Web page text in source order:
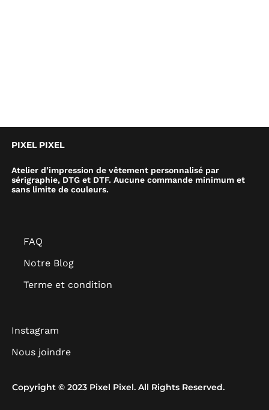
PIXEL PIXEL
Atelier d’impression de vêtement personnalisé par
sérigraphie, DTG et DTF. Aucune commande minimum et
sans limite de couleurs.
FAQ
Notre Blog
Terme et condition
Instagram
Nous joindre
Copyright © 2023 Pixel Pixel. All Rights Reserved.